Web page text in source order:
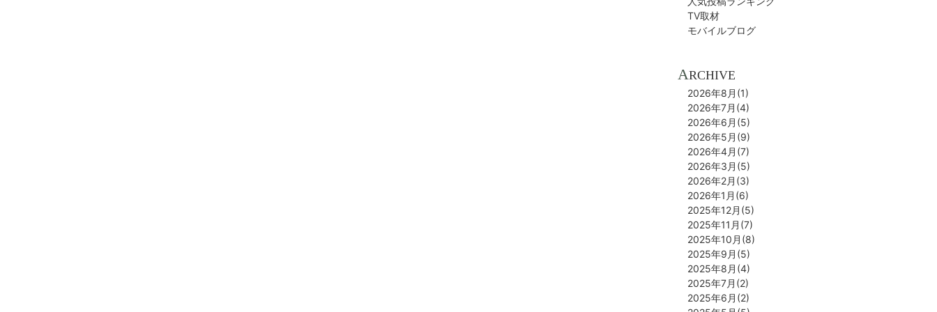
TV取材
モバイルブログ
ARCHIVE
2026年8月(1)
2026年7月(4)
2026年6月(5)
2026年5月(9)
2026年4月(7)
2026年3月(5)
2026年2月(3)
2026年1月(6)
2025年12月(5)
2025年11月(7)
2025年10月(8)
2025年9月(5)
2025年8月(4)
2025年7月(2)
2025年6月(2)